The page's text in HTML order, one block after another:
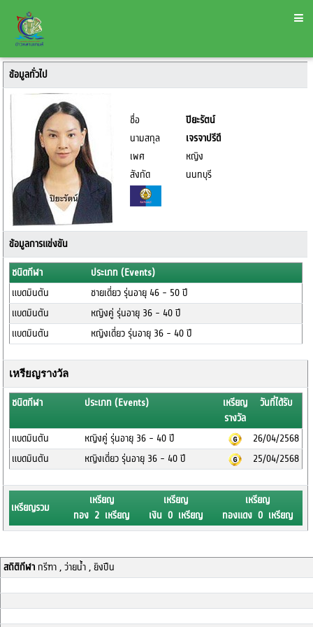
ข้อมูลทั่วไป
ชื่อ
ปิยะรัตน์
นามสกุล
เจรจาปรีดี
เพศ
หญิง
สังกัด
นนทบุรี
ข้อมูลการแข่งขัน
ชนิดกีฬา
ประเภท (Events)
แบดมินตัน
ชายเดี่ยว รุ่นอายุ 46 - 50 ปี
แบดมินตัน
หญิงคู่ รุ่นอายุ 36 - 40 ปี
แบดมินตัน
หญิงเดี่ยว รุ่นอายุ 36 - 40 ปี
เหรียญรางวัล
ชนิดกีฬา ประเภท (Events)
เหรียญ
รางวัล
วันที่ได้รับ
แบดมินตัน หญิงคู่ รุ่นอายุ 36 - 40 ปี
26/04/2568
แบดมินตัน
หญิงเดี่ยว รุ่นอายุ 36 - 40 ปี 25/04/2568
เหรียญรวม
เหรียญ
ทอง 2 เหรียญ
เหรียญ
เงิน 0 เหรียญ
เหรียญ
ทองแดง 0 เหรียญ
สถิติกีฬากรีฑา , ว่ายน้ำ , ยิงปืน